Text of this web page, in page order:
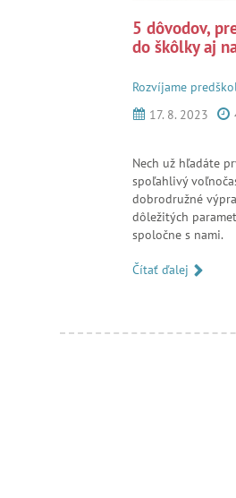
5 dôvodov,
do škôlky aj
Rozvíjame
17. 8. 2023
Nech už hľadáte
spoľahlivý
dobrodružné
dôležitých
spoločne s nami.
Čítať ďalej